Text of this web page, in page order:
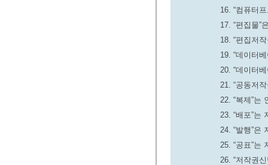
16. “컴퓨터
17. “편집물”
18. “편집저
19. “데이터
20. “데이터
21. “공동저
22. “복제”는
23. “배포”는
24. “발행”은
25. “공표”는
26. “저작권